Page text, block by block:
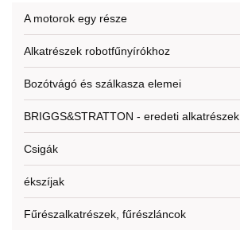
A motorok egy része
Alkatrészek robotfűnyírókhoz
Bozótvágó és szálkasza elemei
BRIGGS&STRATTON - eredeti alkatrészek
Csigák
ékszíjak
Fűrészalkatrészek, fűrészláncok